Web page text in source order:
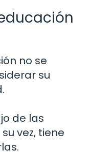
no se
su
de las
vez, tiene